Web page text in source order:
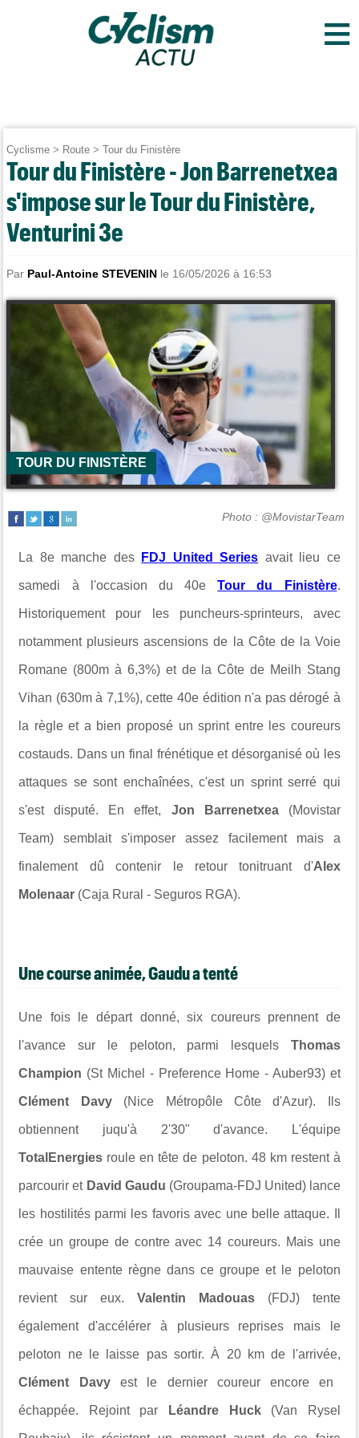
≡
Cyclisme > Route >Tour du Finistère
Tour du Finistère - Jon Barrenetxea
s'impose sur le Tour du Finistère,
Venturini 3e
Par Paul-Antoine STEVENIN le 16/05/2026 à 16:53
TOUR DU FINISTÈRE
Photo : @MovistarTeam
La 8e manche des FDJ United Series avait lieu ce
samedi à l'occasion du 40eTour du Finistère.
Historiquement pour les puncheurs-sprinteurs, avec
notamment plusieurs ascensions de la Côte de la Voie
Romane (800m à 6,3%) et de la Côte de Meilh Stang
Vihan (630m à 7,1%), cette 40e édition n'a pas dérogé à
la règle et a bien proposé un sprint entre les coureurs
costauds. Dans un final frénétique et désorganisé où les
attaques se sont enchaînées, c'est un sprint serré qui
s'est disputé. En effet, Jon Barrenetxea (Movistar
Team) semblait s'imposer assez facilement mais a
finalement dû contenir le retour tonitruant d'Alex
Molenaar (Caja Rural - Seguros RGA).
Une course animée, Gaudu a tenté
Une fois le départ donné, six coureurs prennent de
l'avance sur le peloton, parmi lesquels Thomas
Champion (St Michel - Preference Home - Auber93) et
Clément Davy(Nice Métropôle Côte d'Azur). Ils
obtiennent juqu'à 2'30" d'avance. L'équipe
TotalEnergies roule en tête de peloton. 48 km restent à
parcourir et David Gaudu (Groupama-FDJ United) lance
les hostilités parmi les favoris avec une belle attaque. Il
crée un groupe de contre avec 14 coureurs. Mais une
mauvaise entente règne dans ce groupe et le peloton
revient sur eux. Valentin Madouas(FDJ) tente
également d'accélérer à plusieurs reprises mais le
peloton ne le laisse pas sortir.À 20 km de l'arrivée,
Clément Davyest le dernier coureur encore en
échappée. Rejoint par Léandre Huck (Van Rysel